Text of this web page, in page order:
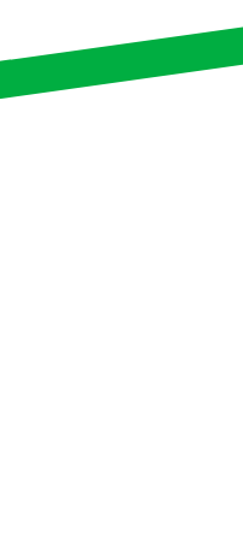
Multinationales
Forêts